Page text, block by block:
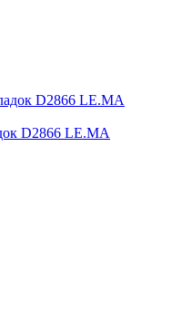
D2866 LE.MA